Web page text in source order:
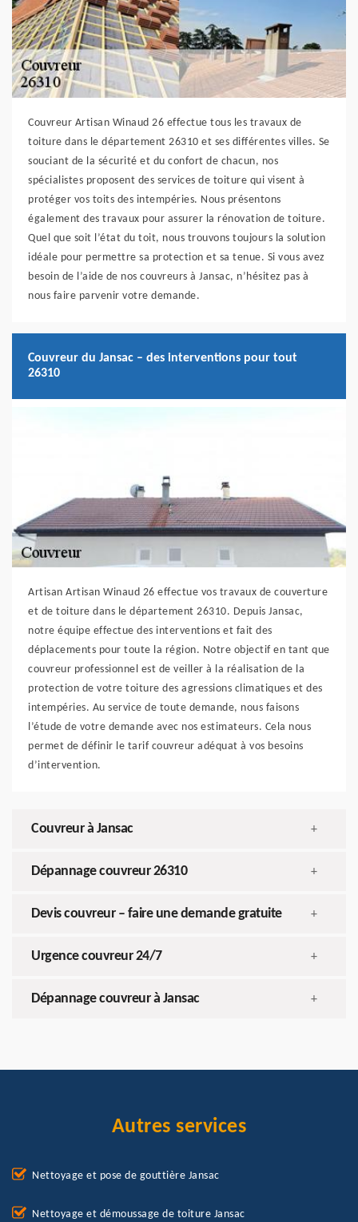
Couvreur Artisan Winaud 26 effectue tous les travaux de
toiture dans le département 26310 et ses différentes villes. Se
souciant de la sécurité et du confort de chacun, nos
spécialistes proposent des services de toiture qui visent à
protéger vos toits des intempéries. Nous présentons
également des travaux pour assurer la rénovation de toiture.
Quel que soit l’état du toit, nous trouvons toujours la solution
idéale pour permettre sa protection et sa tenue. Si vous avez
besoin de l’aide de nos couvreurs à Jansac, n’hésitez pas à
nous faire parvenir votre demande.
Couvreur du Jansac – des interventions pour tout
26310
Artisan Artisan Winaud 26 effectue vos travaux de couverture
et de toiture dans le département 26310. Depuis Jansac,
notre équipe effectue des interventions et fait des
déplacements pour toute la région. Notre objectif en tant que
couvreur professionnel est de veiller à la réalisation de la
protection de votre toiture des agressions climatiques et des
intempéries. Au service de toute demande, nous faisons
l’étude de votre demande avec nos estimateurs. Cela nous
permet de définir le tarif couvreur adéquat à vos besoins
d’intervention.
Couvreur à Jansac +
Dépannage couvreur 26310 +
Devis couvreur – faire une demande gratuite +
Urgence couvreur 24/7 +
Dépannage couvreur à Jansac +
Autres services
Nettoyage et pose de gouttière Jansac
Nettoyage et démoussage de toiture Jansac